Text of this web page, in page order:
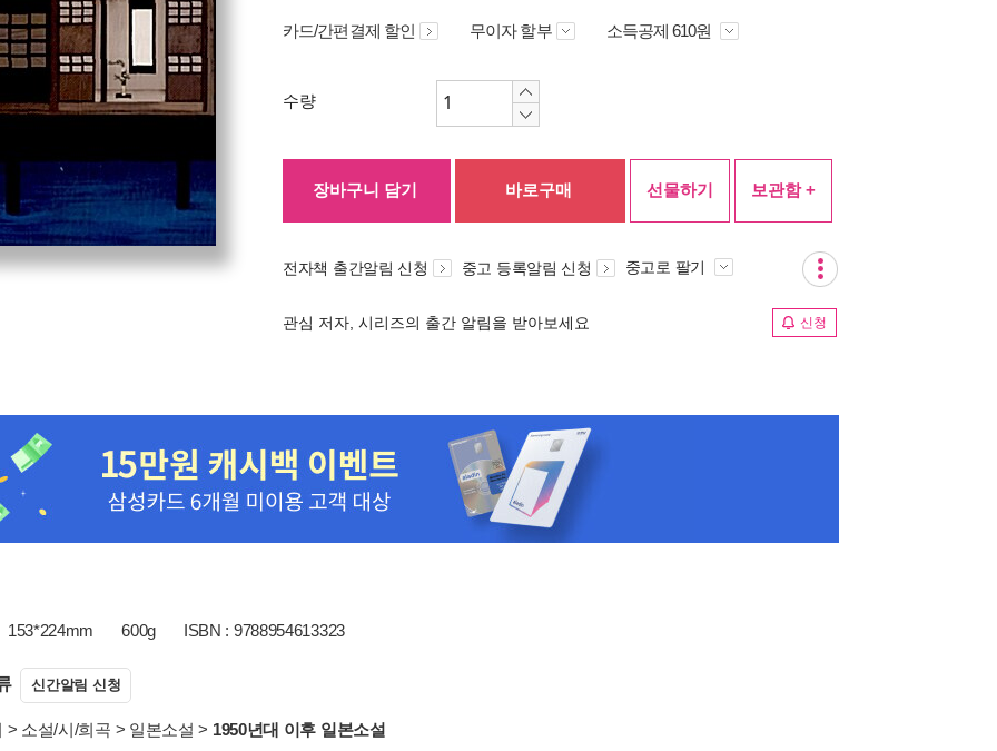
카드/간편결제 할인 무이자 할부 소득공제 610원
수량
장바구니 담기 바로구매 선물하기 보관함 +
전자책 출간알림 신청 중고 등록알림 신청 중고로 팔기
관심 저자, 시리즈의 출간 알림을 받아보세요 신청
153*224mm 600g ISBN : 9788954613323
신간알림 신청
> 소설/시/희곡 > 일본소설 > 1950년대 이후 일본소설